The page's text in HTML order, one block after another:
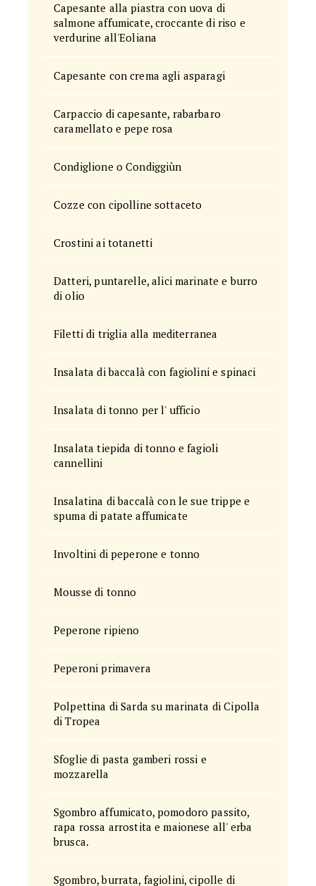
Capesante alla piastra con uova di
salmone affumicate, croccante di riso e
verdurine all'Eoliana
Capesante con crema agli asparagi
Carpaccio di capesante, rabarbaro
caramellato e pepe rosa
Condiglione o Condiggiùn
Cozze con cipolline sottaceto
Crostini ai totanetti
Datteri, puntarelle, alici marinate e burro
di olio
Filetti di triglia alla mediterranea
Insalata di baccalà con fagiolini e spinaci
Insalata di tonno per l' ufficio
Insalata tiepida di tonno e fagioli
cannellini
Insalatina di baccalà con le sue trippe e
spuma di patate affumicate
Involtini di peperone e tonno
Mousse di tonno
Peperone ripieno
Peperoni primavera
Polpettina di Sarda su marinata di Cipolla
di Tropea
Sfoglie di pasta gamberi rossi e
mozzarella
Sgombro affumicato, pomodoro passito,
rapa rossa arrostita e maionese all' erba
brusca.
Sgombro, burrata, fagiolini, cipolle di